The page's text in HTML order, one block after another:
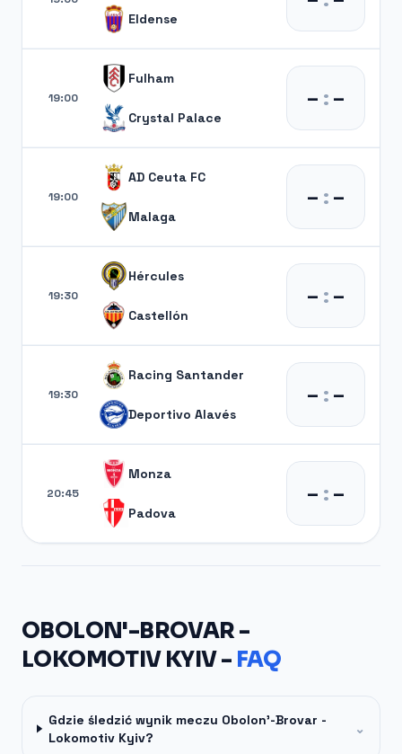
Eldense
19:00
Fulham
Crystal Palace
– :–
19:00
AD Ceuta FC
Malaga
– :–
19:30
Hércules
Castellón
– :–
19:30
Racing Santander
Deportivo Alavés
– :–
20:45
Monza
Padova
– :–
OBOLON'-BROVAR -
LOKOMOTIV KYIV - FAQ
Gdzie śledzić wynik meczu Obolon'-Brovar -
Lokomotiv Kyiv?
⌄